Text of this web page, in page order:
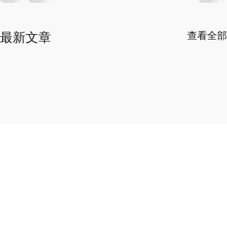
最新文章 查看全部